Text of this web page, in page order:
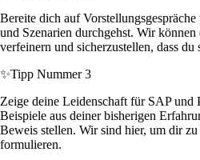
Bereite dich auf
und Szenarien durchgehst. Wir
verfeinern und sicherzustellen, dass du
✨Tipp Nummer 3
Zeige deine Leidenschaft für SAP und
Beispiele aus deiner bisherigen
Beweis stellen. Wir sind hier, um dir
formulieren.